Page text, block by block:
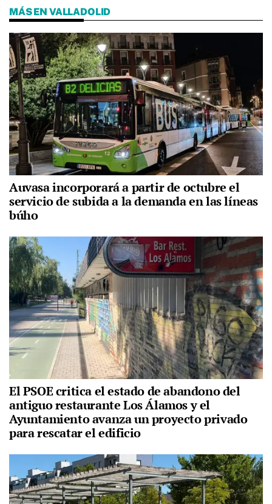
MÁS EN VALLADOLID
Auvasa incorporará a partir de octubre el
servicio de subida a la demanda en las líneas
búho
El PSOE critica el estado de abandono del
antiguo restaurante Los Álamos y el
Ayuntamiento avanza un proyecto privado
para rescatar el edificio